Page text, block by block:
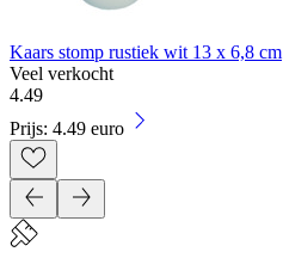
Kaars stomp rustiek wit 13 x 6,8 cm
Veel verkocht
4.49
Prijs: 4.49 euro